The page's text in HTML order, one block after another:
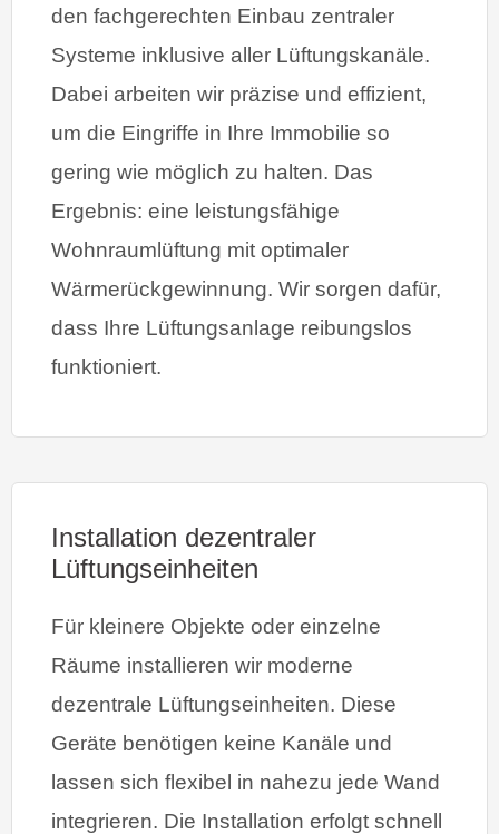
den fachgerechten Einbau zentraler
Systeme inklusive aller Lüftungskanäle.
Dabei arbeiten wir präzise und effizient,
um die Eingriffe in Ihre Immobilie so
gering wie möglich zu halten. Das
Ergebnis: eine leistungsfähige
Wohnraumlüftung mit optimaler
Wärmerückgewinnung. Wir sorgen dafür,
dass Ihre Lüftungsanlage reibungslos
funktioniert.
Installation dezentraler
Lüftungseinheiten
Für kleinere Objekte oder einzelne
Räume installieren wir moderne
dezentrale Lüftungseinheiten. Diese
Geräte benötigen keine Kanäle und
lassen sich flexibel in nahezu jede Wand
integrieren. Die Installation erfolgt schnell